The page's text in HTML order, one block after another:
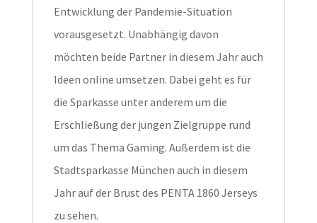
Entwicklung der Pandemie-Situation
vorausgesetzt. Unabhängig davon
möchten beide Partner in diesem Jahr auch
Ideen online umsetzen. Dabei geht es für
die Sparkasse unter anderem um die
Erschließung der jungen Zielgruppe rund
um das Thema Gaming. Außerdem ist die
Stadtsparkasse München auch in diesem
Jahr auf der Brust des PENTA 1860 Jerseys
zu sehen.